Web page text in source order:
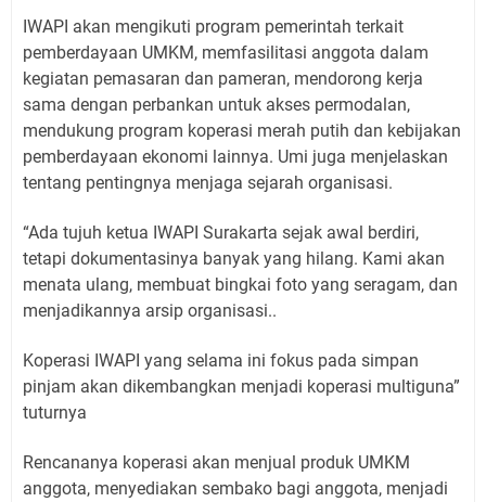
IWAPI akan mengikuti program pemerintah terkait
pemberdayaan UMKM, memfasilitasi anggota dalam
kegiatan pemasaran dan pameran, mendorong kerja
sama dengan perbankan untuk akses permodalan,
mendukung program koperasi merah putih dan kebijakan
pemberdayaan ekonomi lainnya. Umi juga menjelaskan
tentang pentingnya menjaga sejarah organisasi.
“Ada tujuh ketua IWAPI Surakarta sejak awal berdiri,
tetapi dokumentasinya banyak yang hilang. Kami akan
menata ulang, membuat bingkai foto yang seragam, dan
menjadikannya arsip organisasi..
Koperasi IWAPI yang selama ini fokus pada simpan
pinjam akan dikembangkan menjadi koperasi multiguna”
tuturnya
Rencananya koperasi akan menjual produk UMKM
anggota, menyediakan sembako bagi anggota, menjadi